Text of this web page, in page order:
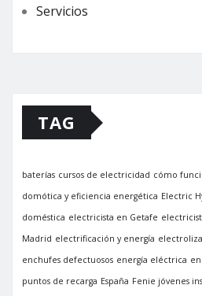
Servicios
TAG
baterías cursos de electricidad cómo
domótica y eficiencia energética Electric
doméstica electricista en Getafe
Madrid electrificación y energía
enchufes defectuosos energía eléctrica
puntos de recarga España Fenie jóvenes